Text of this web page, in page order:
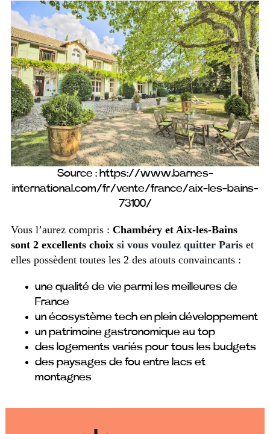
Source : https://www.barnes-
international.com/fr/vente/france/aix-les-bains-
73100/
Vous l’aurez compris : Chambéry et Aix-les-Bains
sont 2 excellents choix si vous voulez quitter Paris et
elles possèdent toutes les 2 des atouts convaincants :
une qualité de vie parmi les meilleures de
France
un écosystème tech en plein développement
un patrimoine gastronomique au top
des logements variés pour tous les budgets
des paysages de fou entre lacs et
montagnes